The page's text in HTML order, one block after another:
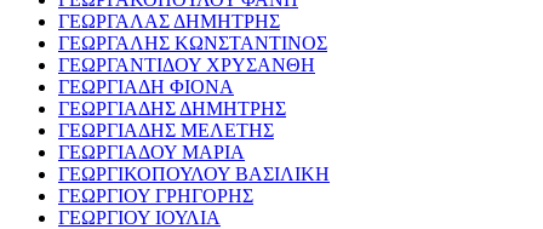
ΓΕΩΡΓΑΛΑΣ ΔΗΜΗΤΡΗΣ
ΓΕΩΡΓΑΛΗΣ ΚΩΝΣΤΑΝΤΙΝΟΣ
ΓΕΩΡΓΑΝΤΙΔΟΥ ΧΡΥΣΑΝΘΗ
ΓΕΩΡΓΙΑΔΗ ΦΙΟΝΑ
ΓΕΩΡΓΙΑΔΗΣ ΔΗΜΗΤΡΗΣ
ΓΕΩΡΓΙΑΔΗΣ ΜΕΛΕΤΗΣ
ΓΕΩΡΓΙΑΔΟΥ ΜΑΡΙΑ
ΓΕΩΡΓΙΚΟΠΟΥΛΟΥ ΒΑΣΙΛΙΚΗ
ΓΕΩΡΓΙΟΥ ΓΡΗΓΟΡΗΣ
ΓΕΩΡΓΙΟΥ ΙΟΥΛΙΑ